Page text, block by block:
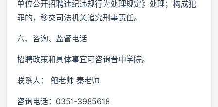
单位公开招聘违纪违规行为处理规定》处理；构成犯
罪的，移交司法机关追究刑事责任。
六、咨询、监督电话
招聘政策和具体事宜可咨询晋中学院。
联系人： 鲍老师 秦老师
咨询电话：0351-3985618